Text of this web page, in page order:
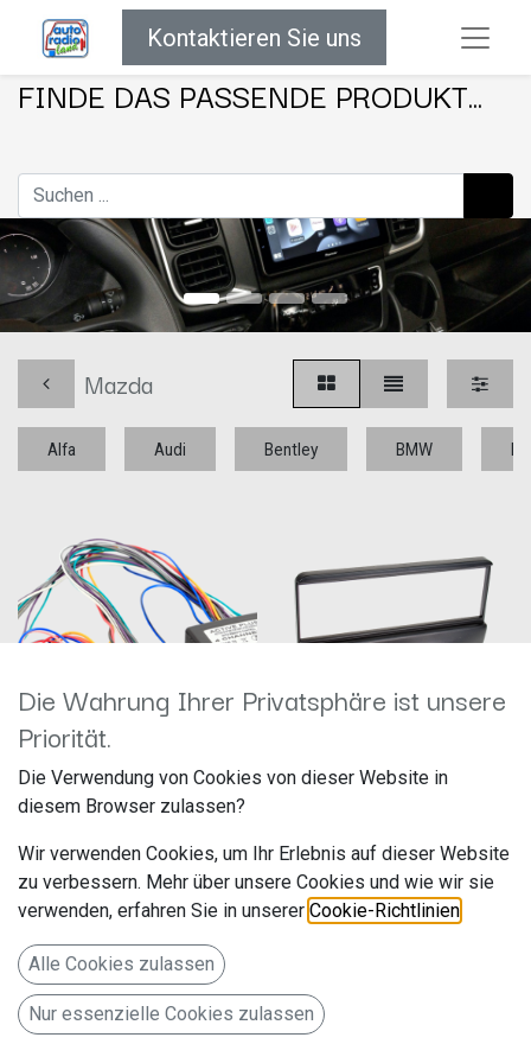
Kontaktieren Sie uns
FINDE DAS PASSENDE PRODUKT...
Mazda
Alfa Audi Bentley BMW
13-1173-50 Aktivsystemadapter Mazda
BOSE 22Pin>ISO regelbar
Hersteller: ACV
acv GmbH
Straßburger Allee 10-12
41812 Erkelenz
69,99€
1-DIN RB Ford / Mazda schwarz
281114-01
acv GmbH
Straßburger Allee 10-12
41812 Erkelenz
Deutschland www.acvgmbh.de
14,99
Die Wahrung Ihrer Privatsphäre ist unsere
Priorität.
Die Verwendung von Cookies von dieser Website in
diesem Browser zulassen?
Wir verwenden Cookies, um Ihr Erlebnis auf dieser Website
zu verbessern. Mehr über unsere Cookies und wie wir sie
verwenden, erfahren Sie in unserer Cookie-Richtlinien
Alle Cookies zulassen
Nur essenzielle Cookies zulassen